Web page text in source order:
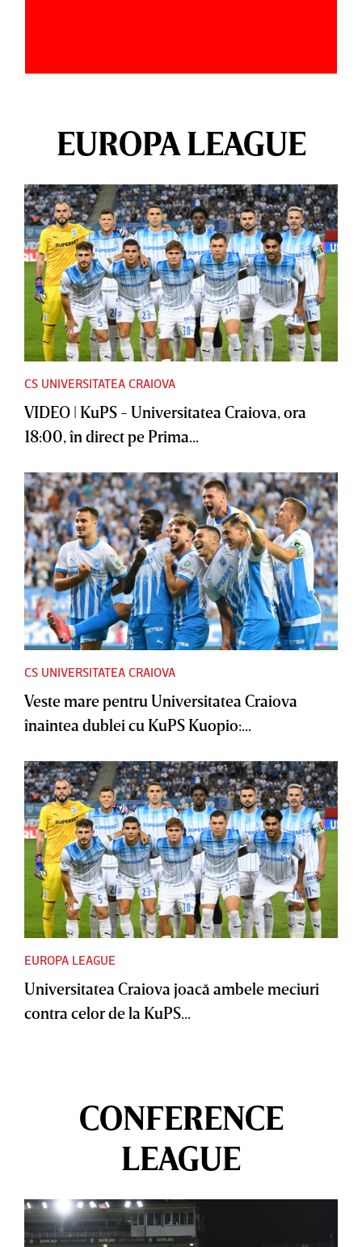
EUROPA LEAGUE
CS UNIVERSITATEA CRAIOVA
VIDEO | KuPS - Universitatea Craiova, ora
18:00, în direct pe Prima...
CS UNIVERSITATEA CRAIOVA
Veste mare pentru Universitatea Craiova
înaintea dublei cu KuPS Kuopio:...
EUROPA LEAGUE
Universitatea Craiova joacă ambele meciuri
contra celor de la KuPS...
CONFERENCE
LEAGUE